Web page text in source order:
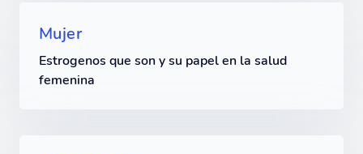
Mujer
Estrogenos que son y su papel en la salud
femenina